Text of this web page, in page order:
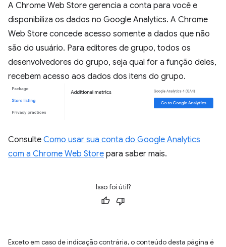
A Chrome Web Store gerencia a conta para você e
disponibiliza os dados no Google Analytics. A Chrome
Web Store concede acesso somente a dados que não
são do usuário. Para editores de grupo, todos os
desenvolvedores do grupo, seja qual for a função deles,
recebem acesso aos dados dos itens do grupo.
Consulte Como usar sua conta do Google Analytics
com a Chrome Web Store para saber mais.
Isso foi útil?
Exceto em caso de indicação contrária, o conteúdo desta página é